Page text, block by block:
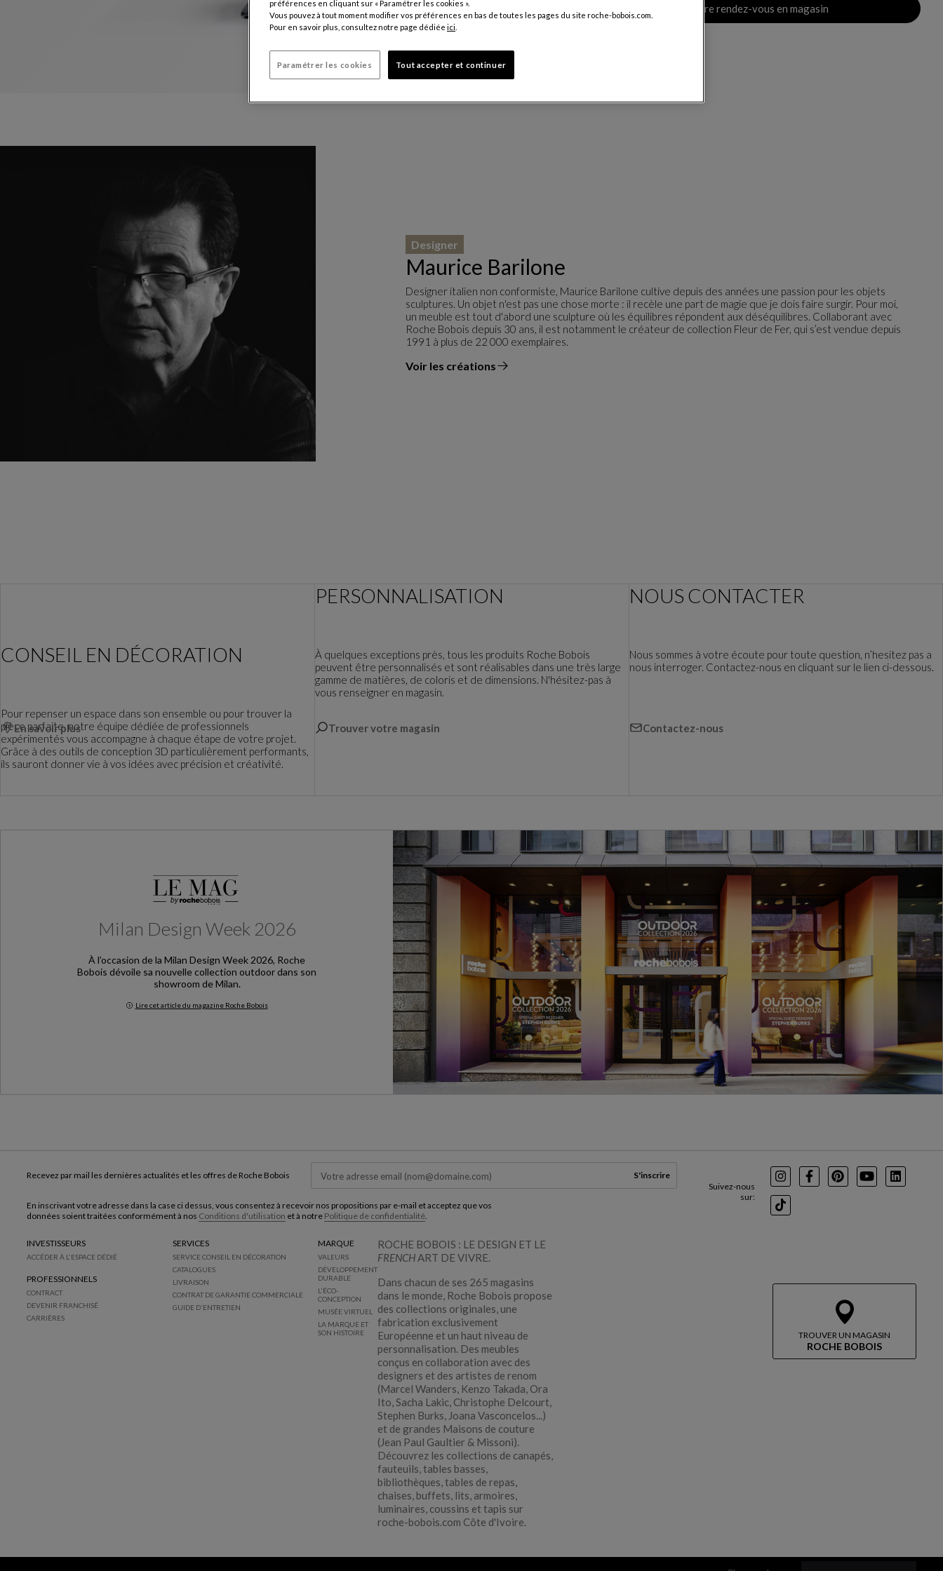
Prendre rendez-vous en magasin
Maurice Barilone
Designer
Designer italien non conformiste, Maurice Barilone cultive depuis des années une passion pour les objets
sculptures. Un objet n'est pas une chose morte : il recèle une part de magie que je dois faire surgir. Pour moi,
un meuble est tout d'abord une sculpture où les équilibres répondent aux déséquilibres. Collaborant avec
Roche Bobois depuis 30 ans, il est notamment le créateur de collection Fleur de Fer, qui s’est vendue depuis
1991 à plus de 22 000 exemplaires.
Voir les créations
du designer
CONSEIL EN DÉCORATION
Pour repenser un espace dans son ensemble ou pour trouver la
pièce parfaite, notre équipe dédiée de professionnels
expérimentés vous accompagne à chaque étape de votre projet.
Grâce à des outils de conception 3D particulièrement performants,
ils sauront donner vie à vos idées avec précision et créativité.
En savoir plus
PERSONNALISATION
À quelques exceptions près, tous les produits Roche Bobois
peuvent être personnalisés et sont réalisables dans une très large
gamme de matières, de coloris et de dimensions. N'hésitez-pas à
vous renseigner en magasin.
Trouver votre magasin
NOUS CONTACTER
Nous sommes à votre écoute pour toute question, n’hesitez pas a
nous interroger. Contactez-nous en cliquant sur le lien ci-dessous.
Contactez-nous
Milan Design Week 2026
À l’occasion de la Milan Design Week 2026, Roche
Bobois dévoile sa nouvelle collection outdoor dans son
showroom de Milan.
Lire cet article du magazine Roche Bobois
Milan Design Week 2026
TROUVER UN MAGASIN
ROCHE BOBOIS
Suivez-nous
sur:
InstagramFacebookPinterest
YoutubeLinkedIn
TikTok
Recevez par mail les dernières actualités et les offres de Roche Bobois S'inscrire
En inscrivant votre adresse dans la case ci dessus, vous consentez à recevoir nos propositions par e-mail et acceptez que vos
données soient traitées conformément à nos Conditions d'utilisation et à notre Politique de confidentialité
INVESTISSEURS
ACCÉDER À L'ESPACE DÉDIÉ
PROFESSIONNELS
CONTRACT
DEVENIR FRANCHISÉ
CARRIÈRES
SERVICES
SERVICE CONSEIL EN DÉCORATION
CATALOGUES
LIVRAISON
CONTRAT DE GARANTIE COMMERCIALE
GUIDE D'ENTRETIEN
MARQUE
VALEURS
DÉVELOPPEMENT
DURABLE
L'ÉCO-
CONCEPTION
MUSÉE VIRTUEL
LA MARQUE ET
SON HISTOIRE
ROCHE BOBOIS : LE DESIGN ET LE
FRENCHART DE VIVRE.
Dans chacun de ses 265 magasins
dans le monde, Roche Bobois propose
des collections originales, une
fabrication exclusivement
Européenne et un haut niveau de
personnalisation. Des meubles
conçus en collaboration avec des
designers et des artistes de renom
(Marcel Wanders, Kenzo Takada, Ora
Ito, Sacha Lakic, Christophe Delcourt,
Stephen Burks, Joana Vasconcelos...)
et de grandes Maisons de couture
(Jean Paul Gaultier & Missoni).
Découvrez les collections de canapés,
fauteuils, tables basses,
bibliothèques, tables de repas,
chaises, buffets, lits, armoires,
luminaires, coussins et tapis sur
roche-bobois.com Côte d'Ivoire.
préférences en cliquant sur « Paramétrer les cookies ».
Vous pouvez à tout moment modifier vos préférences en bas de toutes les pages du site roche-bobois.com.
Pour en savoir plus, consultez notre page dédiée ici
Paramétrer les cookies Tout accepter et continuer